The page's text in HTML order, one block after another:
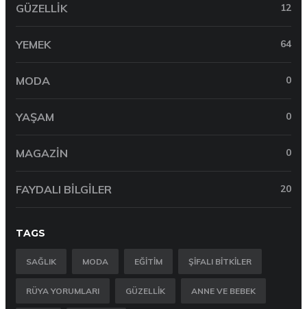
GÜZELLIK 12
YEMEK 64
MODA 0
YAŞAM 0
MAGAZIN 0
FAYDALI BILGILER 20
TAGS
SAĞLIK MODA EĞITIM ŞIFALI BITKILER
RÜYA YORUMLARI GÜZELLIK ANNE VE BEBEK